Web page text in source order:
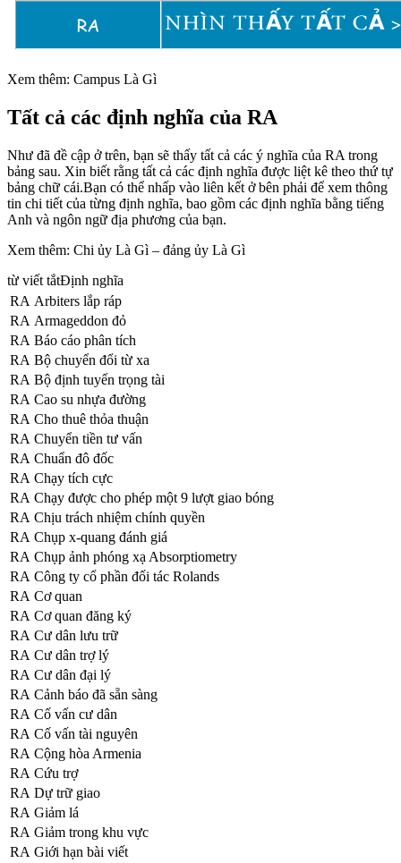
Xem thêm: Campus Là Gì
Tất cả các định nghĩa của RA
Như đã đề cập ở trên, bạn sẽ thấy tất cả các ý nghĩa của RA trong
bảng sau. Xin biết rằng tất cả các định nghĩa được liệt kê theo thứ tự
bảng chữ cái.Bạn có thể nhấp vào liên kết ở bên phải để xem thông
tin chi tiết của từng định nghĩa, bao gồm các định nghĩa bằng tiếng
Anh và ngôn ngữ địa phương của bạn.
Xem thêm: Chi ủy Là Gì – đảng ủy Là Gì
từ viết tắtĐịnh nghĩa
RA Arbiters lắp ráp
RA Armageddon đỏ
RA Báo cáo phân tích
RA Bộ chuyển đổi từ xa
RA Bộ định tuyến trọng tài
RA Cao su nhựa đường
RA Cho thuê thỏa thuận
RA Chuyển tiền tư vấn
RA Chuẩn đô đốc
RA Chạy tích cực
RA Chạy được cho phép một 9 lượt giao bóng
RA Chịu trách nhiệm chính quyền
RA Chụp x-quang đánh giá
RA Chụp ảnh phóng xạ Absorptiometry
RA Công ty cổ phần đối tác Rolands
RA Cơ quan
RA Cơ quan đăng ký
RA Cư dân lưu trữ
RA Cư dân trợ lý
RA Cư dân đại lý
RA Cảnh báo đã sẵn sàng
RA Cố vấn cư dân
RA Cố vấn tài nguyên
RA Cộng hòa Armenia
RA Cứu trợ
RA Dự trữ giao
RA Giảm lá
RA Giảm trong khu vực
RA Giới hạn bài viết